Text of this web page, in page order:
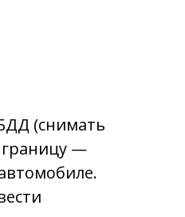
(снимать
границу —